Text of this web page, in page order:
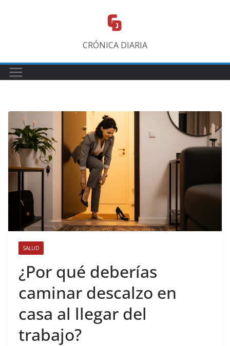
CRÓNICA DIARIA
SALUD
¿Por qué deberías
caminar descalzo en
casa al llegar del
trabajo?